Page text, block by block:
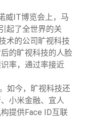
威IT博览会上，马
起了全世界的关
术的公司旷视科技
的旷视科技的人脸
率，通过率接近
如今，旷视科技还
小米金融、宜人
提供Face ID互联